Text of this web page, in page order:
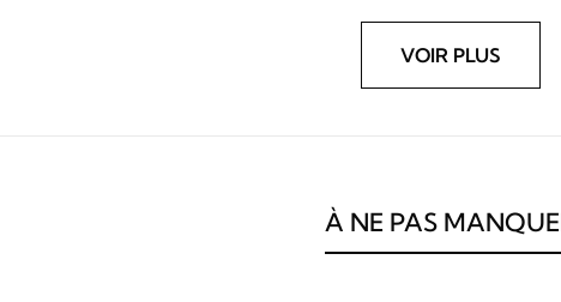
VOIR PLUS
À NE PAS